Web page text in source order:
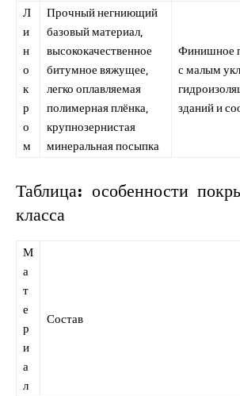
Л
и
н
о
к
р
о
м
Прочный негниющий
базовый материал,
высококачественное
битумное вяжущее,
легко оплавляемая
полимерная плёнка,
крупнозернистая
минеральная посыпка
Финишное
с малым
зданий и
Таблица: особенности
класса
М
а
т
е
р
и
а
л
Состав